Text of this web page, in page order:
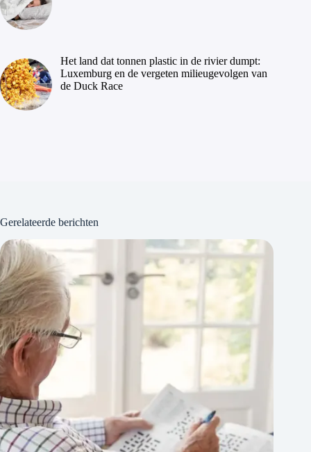
Het land dat tonnen plastic in de rivier dumpt:
Luxemburg en de vergeten milieugevolgen van
de Duck Race
Gerelateerde berichten